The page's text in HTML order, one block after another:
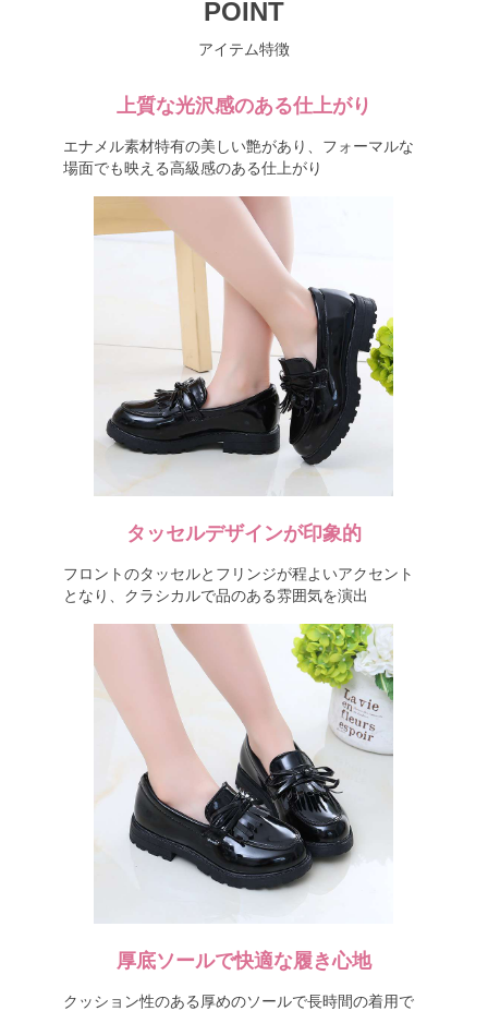
POINT
アイテム特徴
上質な光沢感のある仕上がり
エナメル素材特有の美しい艶があり、フォーマルな
場面でも映える高級感のある仕上がり
タッセルデザインが印象的
フロントのタッセルとフリンジが程よいアクセント
となり、クラシカルで品のある雰囲気を演出
厚底ソールで快適な履き心地
クッション性のある厚めのソールで長時間の着用で